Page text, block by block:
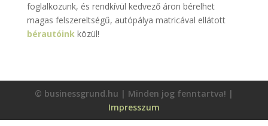
foglalkozunk, és rendkívül kedvező áron bérelhet
magas felszereltségű, autópálya matricával ellátott
bérautóink közül!
© businessgrund.hu | Minden jog fenntartva! |
Impresszum